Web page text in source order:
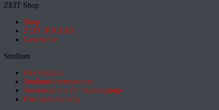
ZEIT Shop
Shop
ZEIT BÜCHER
Geschenke
Studium
HeyStudium
Studium-Interessentest
Suchmaschine für Studiengänge
Hochschulranking